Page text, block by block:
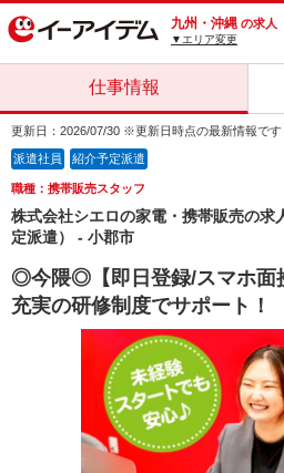
九州・沖縄 の求人
▼エリア変更
仕事情報
更新日：2026/07/30 ※更新日時点の最新情報です
派遣社員 紹介予定派遣
職種：携帯販売スタッフ
株式会社シエロの家電・携帯販売の求
定派遣） - 小郡市
◎今隈◎【即日登録/スマホ面
充実の研修制度でサポート！